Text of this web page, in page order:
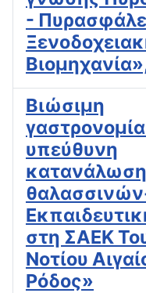
-
Βιώσιμη
υπεύθυνη
κατανάλωση
στη ΣΑΕΚ
Νοτίου
Ρόδος»